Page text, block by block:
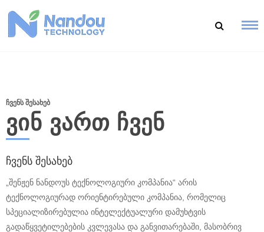
კონტენტზე
ᲩᲕᲔᲜᲡ ᲨᲔᲡᲐᲮᲔᲑ
ᲕᲘᲜ ᲕᲐᲠᲗ ᲩᲕᲔᲜ
ჩვენს შესახებ
„შენჟენ ნანდოუს ტექნოლოგიური კომპანია“ არის
ტექნოლოგიურად ორიენტირებული კომპანია, რომელიც
სპეციალიზირებულია ინტელექტუალური დამუხტვის
გადაწყვეტილებების კვლევასა და განვითარებაში, მასობრივ